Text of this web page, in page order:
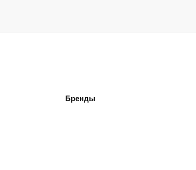
Бренды